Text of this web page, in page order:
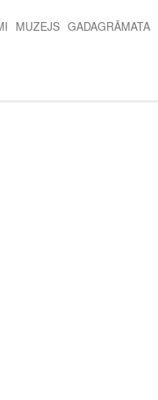
MUZEJS GADAGRĀMATA